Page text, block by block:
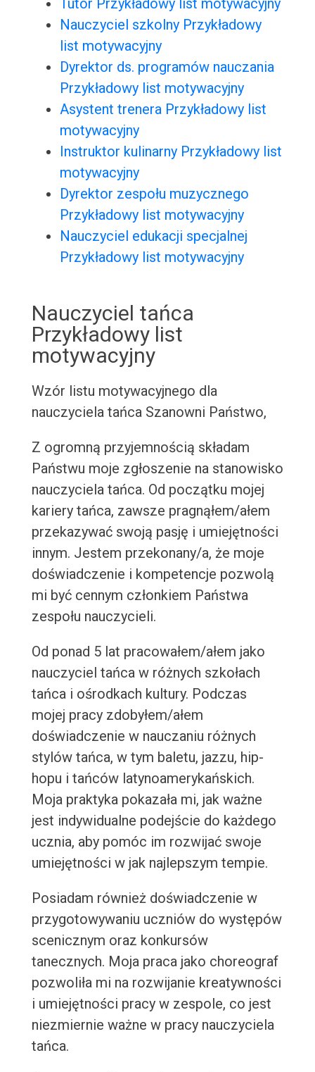
Tutor Przykładowy list motywacyjny
Nauczyciel szkolny Przykładowy
list motywacyjny
Dyrektor ds. programów nauczania
Przykładowy list motywacyjny
Asystent trenera Przykładowy list
motywacyjny
Instruktor kulinarny Przykładowy list
motywacyjny
Dyrektor zespołu muzycznego
Przykładowy list motywacyjny
Nauczyciel edukacji specjalnej
Przykładowy list motywacyjny
Nauczyciel tańca
Przykładowy list
motywacyjny
Wzór listu motywacyjnego dla
nauczyciela tańca Szanowni Państwo,
Z ogromną przyjemnością składam
Państwu moje zgłoszenie na stanowisko
nauczyciela tańca. Od początku mojej
kariery tańca, zawsze pragnąłem/ałem
przekazywać swoją pasję i umiejętności
innym. Jestem przekonany/a, że moje
doświadczenie i kompetencje pozwolą
mi być cennym członkiem Państwa
zespołu nauczycieli.
Od ponad 5 lat pracowałem/ałem jako
nauczyciel tańca w różnych szkołach
tańca i ośrodkach kultury. Podczas
mojej pracy zdobyłem/ałem
doświadczenie w nauczaniu różnych
stylów tańca, w tym baletu, jazzu, hip-
hopu i tańców latynoamerykańskich.
Moja praktyka pokazała mi, jak ważne
jest indywidualne podejście do każdego
ucznia, aby pomóc im rozwijać swoje
umiejętności w jak najlepszym tempie.
Posiadam również doświadczenie w
przygotowywaniu uczniów do występów
scenicznym oraz konkursów
tanecznych. Moja praca jako choreograf
pozwoliła mi na rozwijanie kreatywności
i umiejętności pracy w zespole, co jest
niezmiernie ważne w pracy nauczyciela
tańca.